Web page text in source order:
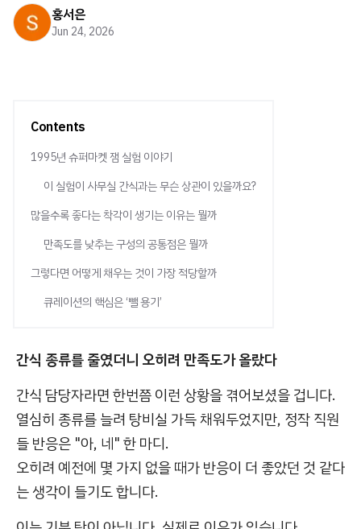
홍서은
Jun 24, 2026
Contents
1995년 슈퍼마켓 잼 실험 이야기
이 실험이 사무실 간식과는 무슨 상관이 있을까요?
많을수록 좋다는 착각이 생기는 이유는 뭘까
만족도를 낮추는 구성의 공통점은 뭘까
그렇다면 어떻게 채우는 것이 가장 적당할까
큐레이션의 핵심은 ‘뺄 용기’
간식 종류를 줄였더니 오히려 만족도가 올랐다
간식 담당자라면 한번쯤 이런 상황을 겪어보셨을 겁니다.
열심히 종류를 늘려 탕비실 가득 채워두었지만, 정작 직원
들 반응은 "아, 네" 한 마디.
오히려 예전에 몇 가지 없을 때가 반응이 더 좋았던 것 같다
는 생각이 들기도 합니다.